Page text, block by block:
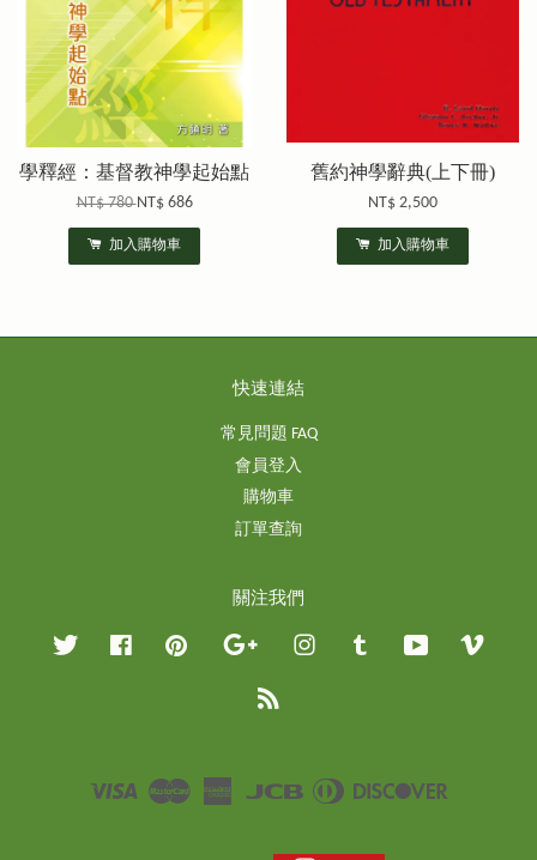
學釋經：基督教神學起始點
NT$ 780NT$ 686
加入購物車
舊約神學辭典(上下冊)
NT$ 2,500
加入購物車
快速連結
常見問題 FAQ
會員登入
購物車
訂單查詢
關注我們
Twitter Facebook Pinterest Google InstagramTumblr YouTube
Visa Master
American
JCB
Diners